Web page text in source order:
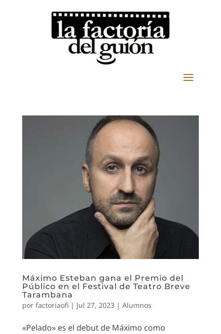
Máximo Esteban gana el Premio del
Público en el Festival de Teatro Breve
Tarambana
por factoriaofi| Jul 27, 2023| Alumnos
«Pelado» es el debut de Máximo como